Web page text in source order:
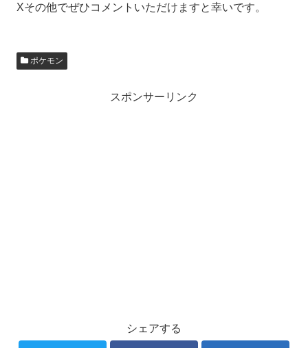
Xその他でぜひコメントいただけますと幸いです。
ポケモン
スポンサーリンク
シェアする